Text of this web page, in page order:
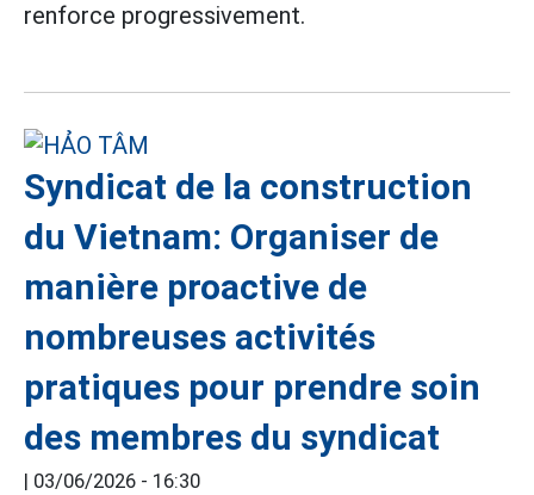
renforce progressivement.
Syndicat de la construction
du Vietnam: Organiser de
manière proactive de
nombreuses activités
pratiques pour prendre soin
des membres du syndicat
03/06/2026 - 16:30